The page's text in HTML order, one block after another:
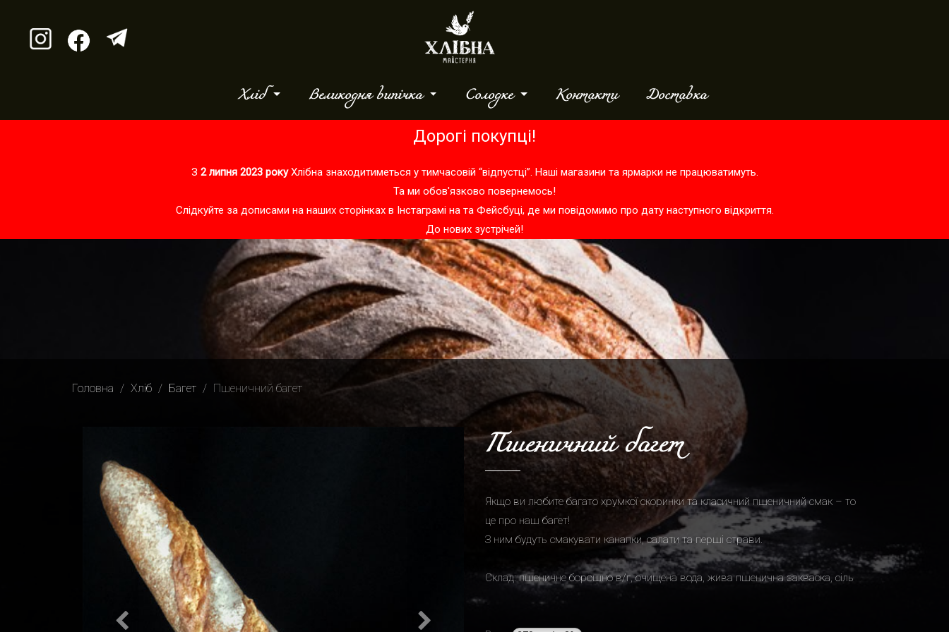
Хліб Великодня випічка Солодке Контакти Доставка
Дорогі покупці!
З 2 липня 2023 рокуХлібна знаходитиметься у тимчасовій “відпустці”. Наші магазини та ярмарки не працюватимуть.
Та ми обов'язково повернемось!
Слідкуйте за дописами на наших сторінках в Інстаграміна та Фейсбуці, де ми повідомимо про дату наступного відкриття.
До нових зустрічей!
Головна Хліб Багет Пшеничний багет
Next Пшеничний багет
Якщо ви любите багато хрумкої скоринки та класичний пшеничний смак – то
це про наш багет!
З ним будуть смакувати канапки, салати та перші страви.
Склад: пшеничне борошно в/г, очищена вода, жива пшенична закваска, сіль